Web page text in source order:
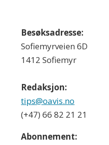
Besøksadresse:
Sofiemyrveien 6D
1412 Sofiemyr
Redaksjon:
tips@oavis.no
(+47) 66 82 21 21
Abonnement: